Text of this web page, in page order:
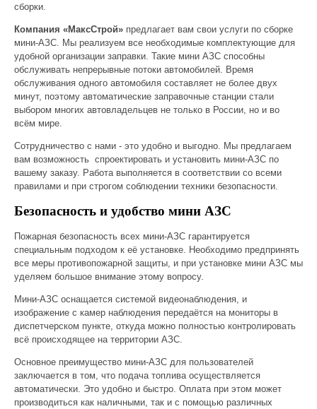
сборки.
Компания «МаксСтрой» предлагает вам свои услуги по сборке
мини-АЗС. Мы реализуем все необходимые комплектующие для
удобной организации заправки. Такие мини АЗС способны
обслуживать непрерывные потоки автомобилей. Время
обслуживания одного автомобиля составляет не более двух
минут, поэтому автоматические заправочные станции стали
выбором многих автовладельцев не только в России, но и во
всём мире.
Сотрудничество с нами - это удобно и выгодно. Мы предлагаем
вам возможность спроектировать и установить мини-АЗС по
вашему заказу. Работа выполняется в соответствии со всеми
правилами и при строгом соблюдении техники безопасности.
Безопасность и удобство мини АЗС
Пожарная безопасность всех мини-АЗС гарантируется
специальным подходом к её установке. Необходимо предпринять
все меры противопожарной защиты, и при установке мини АЗС мы
уделяем большое внимание этому вопросу.
Мини-АЗС оснащается системой видеонаблюдения, и
изображение с камер наблюдения передаётся на мониторы в
диспетчерском пункте, откуда можно полностью контролировать
всё происходящее на территории АЗС.
Основное преимущество мини-АЗС для пользователей
заключается в том, что подача топлива осуществляется
автоматически. Это удобно и быстро. Оплата при этом может
производиться как наличными, так и с помощью различных